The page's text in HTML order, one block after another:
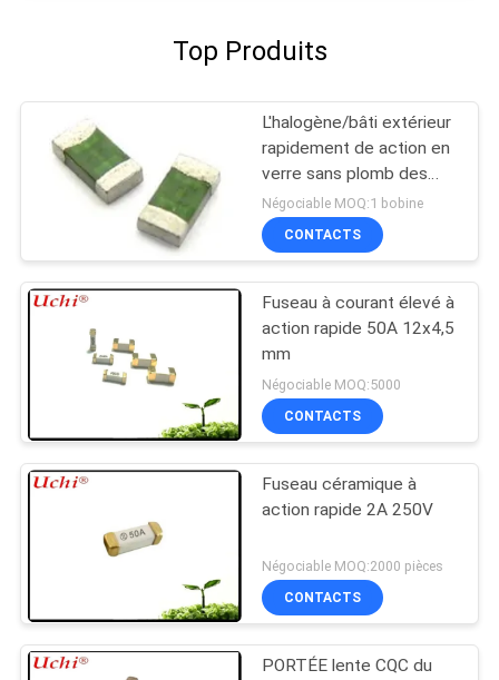
Top Produits
L'halogène/bâti extérieur
rapidement de action en
verre sans plomb des
fusibles 1206 fond
Négociable MOQ:1 bobine
CONTACTS
Fuseau à courant élevé à
action rapide 50A 12x4,5
mm
Négociable MOQ:5000
CONTACTS
Fuseau céramique à
action rapide 2A 250V
Négociable MOQ:2000 pièces
CONTACTS
PORTÉE lente CQC du